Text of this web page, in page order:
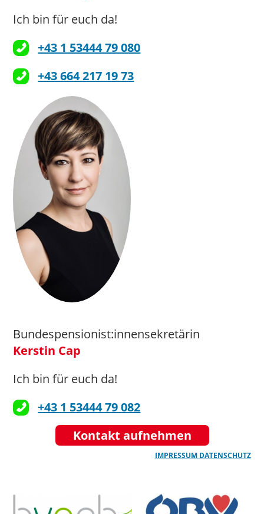
Ich bin für euch da!
+43 1 53444 79 080
+43 664 217 19 73
Bundespensionist:innensekretärin
Kerstin Cap
Ich bin für euch da!
+43 1 53444 79 082
Kontakt aufnehmen
IMPRESSUM DATENSCHUTZ